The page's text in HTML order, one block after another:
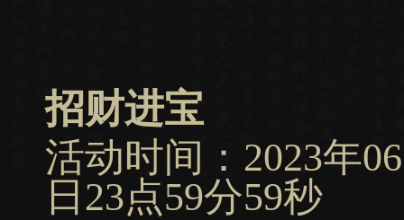
招财进宝
活动时间：2023年
日23点59分59秒